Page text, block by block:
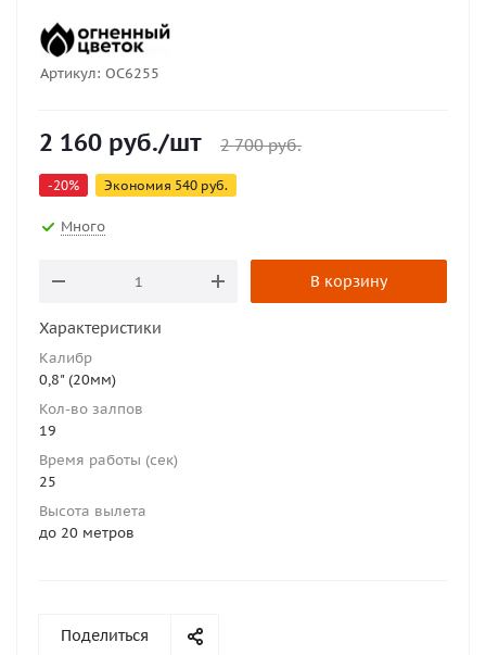
Артикул: ОС6255
2 160 руб./шт 2 700руб.
-20% Экономия 540 руб.
Много
В корзину
Характеристики
Калибр
0,8" (20мм)
Кол-во залпов
19
Время работы (сек)
25
Высота вылета
до 20 метров
Поделиться